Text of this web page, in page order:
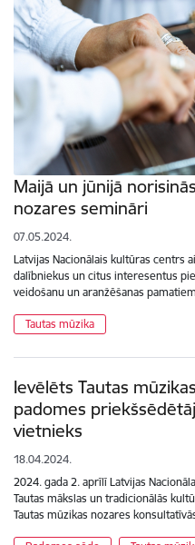
Maijā un jūnijā
nozares semināri
07.05.2024.
Latvijas Nacionālais kultūras centrs
dalībniekus un citus interesentus
veidošanu un aranžēšanas
Tautas mūzika
Ievēlēts Tautas
padomes
vietnieks
18.04.2024.
2024. gada 2. aprīlī Latvijas
Tautas mākslas un tradicionālās
Tautas mūzikas nozares